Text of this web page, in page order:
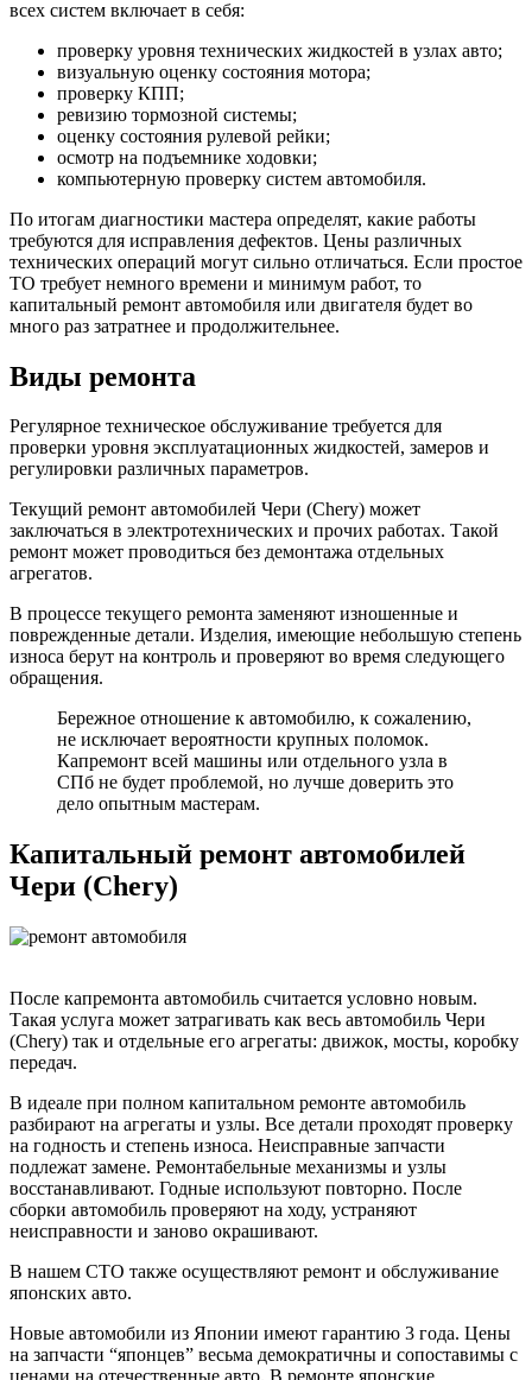
всех систем включает в себя:
проверку уровня технических жидкостей в узлах авто;
визуальную оценку состояния мотора;
проверку КПП;
ревизию тормозной системы;
оценку состояния рулевой рейки;
осмотр на подъемнике ходовки;
компьютерную проверку систем автомобиля.
По итогам диагностики мастера определят, какие работы
требуются для исправления дефектов. Цены различных
технических операций могут сильно отличаться. Если простое
ТО требует немного времени и минимум работ, то
капитальный ремонт автомобиля или двигателя будет во
много раз затратнее и продолжительнее.
Виды ремонта
Регулярное техническое обслуживание требуется для
проверки уровня эксплуатационных жидкостей, замеров и
регулировки различных параметров.
Текущий ремонт автомобилей Чери (Chery) может
заключаться в электротехнических и прочих работах. Такой
ремонт может проводиться без демонтажа отдельных
агрегатов.
В процессе текущего ремонта заменяют изношенные и
поврежденные детали. Изделия, имеющие небольшую степень
износа берут на контроль и проверяют во время следующего
обращения.
Бережное отношение к автомобилю, к сожалению,
не исключает вероятности крупных поломок.
Капремонт всей машины или отдельного узла в
СПб не будет проблемой, но лучше доверить это
дело опытным мастерам.
Капитальный ремонт автомобилей
Чери (Chery)
После капремонта автомобиль считается условно новым.
Такая услуга может затрагивать как весь автомобиль Чери
(Chery) так и отдельные его агрегаты: движок, мосты, коробку
передач.
В идеале при полном капитальном ремонте автомобиль
разбирают на агрегаты и узлы. Все детали проходят проверку
на годность и степень износа. Неисправные запчасти
подлежат замене. Ремонтабельные механизмы и узлы
восстанавливают. Годные используют повторно. После
сборки автомобиль проверяют на ходу, устраняют
неисправности и заново окрашивают.
В нашем СТО также осуществляют ремонт и обслуживание
японских авто.
Новые автомобили из Японии имеют гарантию 3 года. Цены
на запчасти “японцев” весьма демократичны и сопоставимы с